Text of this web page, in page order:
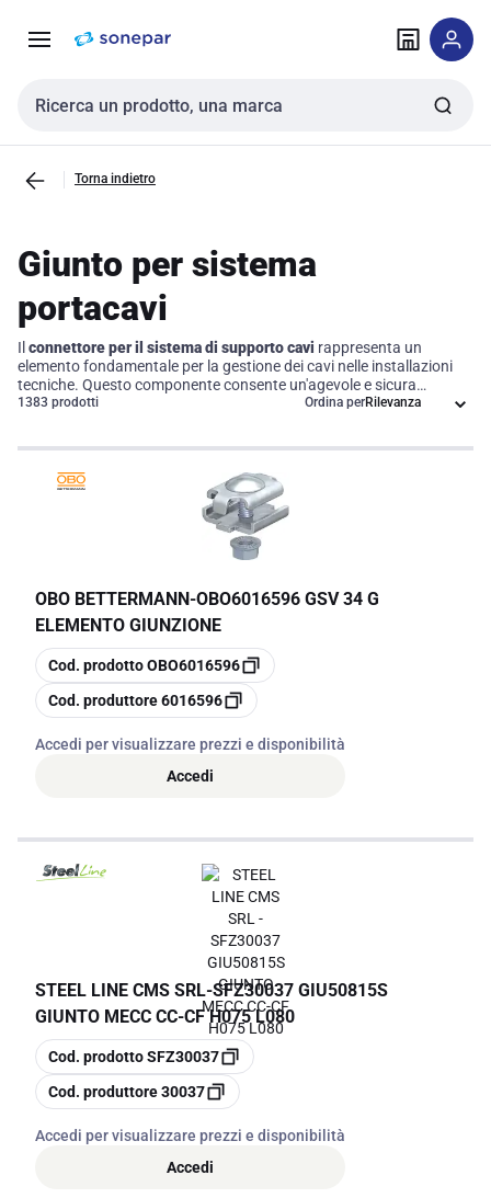
navigazione alla
Cerca input
Torna indietro
Giunto per sistema
portacavi
Il connettore per il sistema di supporto cavi rappresenta un
elemento fondamentale per la gestione dei cavi nelle installazioni
tecniche. Questo componente consente un'agevole e sicura
organizzazione dei cavi, garantendo il supporto e l'allineamento
un'infrastruttura più ordinata e operativamente efficace.
Investendo in accessori di alta qualità, si ottimizzano le
performance degli impianti, riducendo al contempo i rischi di
1383 prodotti Ordina per
OBO BETTERMANN-OBO6016596 GSV 34 G
ELEMENTO GIUNZIONE
copia
Cod. prodottoOBO6016596
copia
Cod. produttore6016596
Accedi per visualizzare prezzi e disponibilità
Accedi
STEEL LINE CMS SRL-SFZ30037 GIU50815S
GIUNTO MECC CC-CF H075 L080
copia
Cod. prodottoSFZ30037
copia
Cod. produttore30037
Accedi per visualizzare prezzi e disponibilità
Accedi